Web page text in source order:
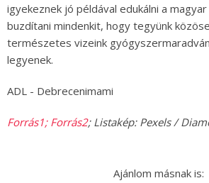
igyekeznek jó példával edukálni a
buzdítani mindenkit, hogy tegyünk
természetes vizeink
legyenek.
ADL - Debrecenimami
Forrás1; Forrás2; Listakép: Pexels /